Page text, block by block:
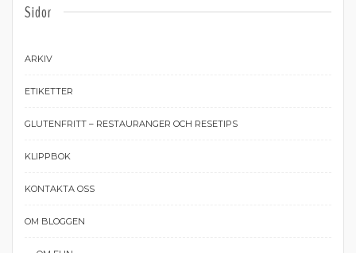
Sidor
ARKIV
ETIKETTER
GLUTENFRITT – RESTAURANGER OCH RESETIPS
KLIPPBOK
KONTAKTA OSS
OM BLOGGEN